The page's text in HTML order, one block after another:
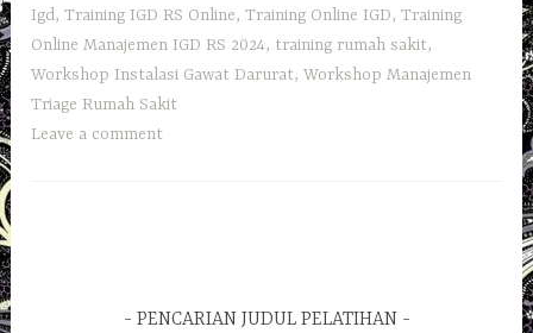
Igd,Training IGD RS Online,Training Online IGD,Training
Online Manajemen IGD RS 2024, training rumah sakit,
Workshop Instalasi Gawat Darurat,Workshop Manajemen
Triage Rumah Sakit
Leave a comment
PENCARIAN JUDUL PELATIHAN